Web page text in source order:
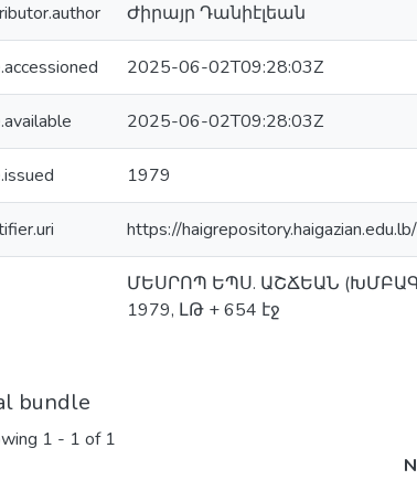
Ժիրայր Դանիէլեան
2025-06-02T09:28:03Z
2025-06-02T09:28:03Z
1979
https://
ՄԵՍՐՈՊ ԵՊՍ. ԱՇՃԵԱՆ
1979, ԼԹ + 654 էջ
bundle
1 - 1 of 1